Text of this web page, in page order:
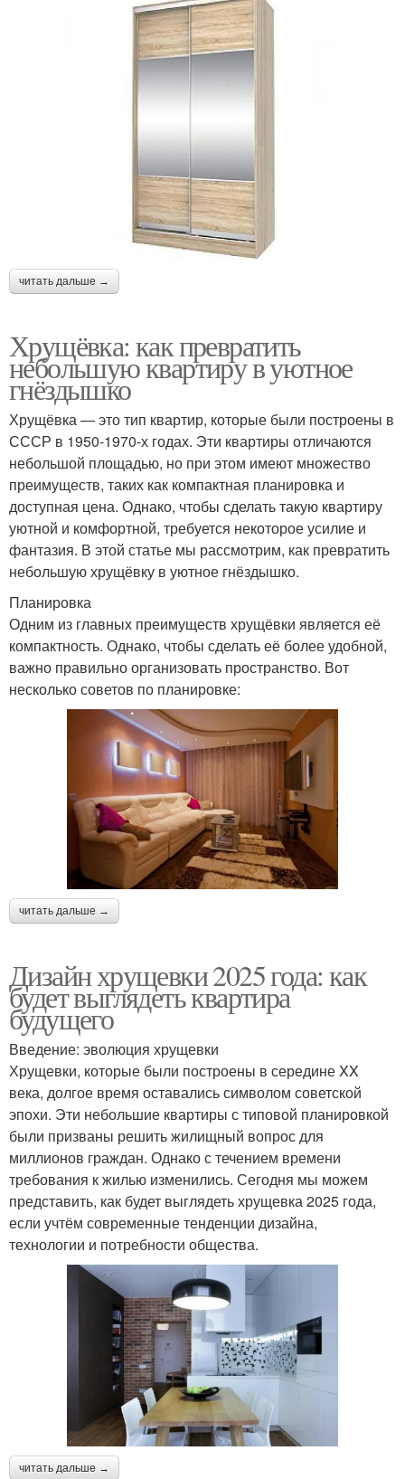
читать дальше →
Хрущёвка: как превратить
небольшую квартиру в уютное
гнёздышко
Хрущёвка — это тип квартир, которые были построены в
СССР в 1950-1970-х годах. Эти квартиры отличаются
небольшой площадью, но при этом имеют множество
преимуществ, таких как компактная планировка и
доступная цена. Однако, чтобы сделать такую квартиру
уютной и комфортной, требуется некоторое усилие и
фантазия. В этой статье мы рассмотрим, как превратить
небольшую хрущёвку в уютное гнёздышко.
Планировка
Одним из главных преимуществ хрущёвки является её
компактность. Однако, чтобы сделать её более удобной,
важно правильно организовать пространство. Вот
несколько советов по планировке:
читать дальше →
Дизайн хрущевки 2025 года: как
будет выглядеть квартира
будущего
Введение: эволюция хрущевки
Хрущевки, которые были построены в середине XX
века, долгое время оставались символом советской
эпохи. Эти небольшие квартиры с типовой планировкой
были призваны решить жилищный вопрос для
миллионов граждан. Однако с течением времени
требования к жилью изменились. Сегодня мы можем
представить, как будет выглядеть хрущевка 2025 года,
если учтём современные тенденции дизайна,
технологии и потребности общества.
читать дальше →